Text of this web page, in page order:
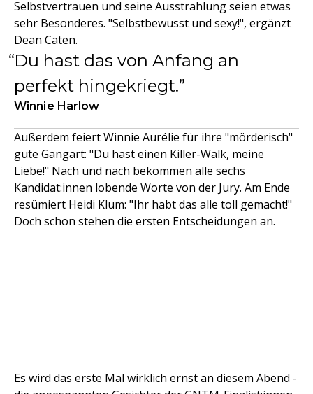
Selbstvertrauen und seine Ausstrahlung seien etwas
sehr Besonderes. "Selbstbewusst und sexy!", ergänzt
Dean Caten.
Du hast das von Anfang an
perfekt hingekriegt.
Winnie Harlow
Außerdem feiert Winnie Aurélie für ihre "mörderisch"
gute Gangart: "Du hast einen Killer-Walk, meine
Liebe!" Nach und nach bekommen alle sechs
Kandidat:innen lobende Worte von der Jury. Am Ende
resümiert Heidi Klum: "Ihr habt das alle toll gemacht!"
Doch schon stehen die ersten Entscheidungen an.
Es wird das erste Mal wirklich ernst an diesem Abend -